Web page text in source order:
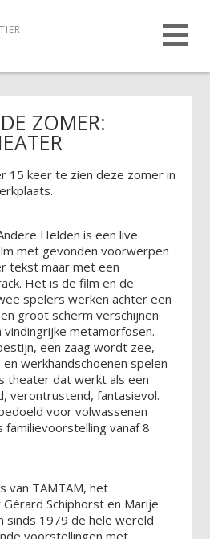
ZOMER:
15 keer te zien deze zomer in
Helden is een live
met gevonden voorwerpen
tekst maar met een
Het is de film en de
spelers werken achter een
groot scherm verschijnen
metamorfosen.
een zaag wordt zee,
werkhandschoenen spelen
theater dat werkt als een
verontrustend, fantasievol.
voor volwassenen
familievoorstelling vanaf 8
van TAMTAM, het
Schiphorst en Marije
sinds 1979 de hele wereld
voorstellingen met